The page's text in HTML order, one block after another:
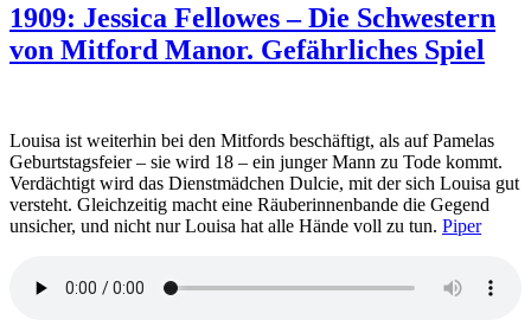
Kurbjuweit
–
1909: Jessica Fellowes – Die Schwestern
von Mitford Manor. Gefährliches Spiel
Louisa ist weiterhin bei den Mitfords beschäftigt, als auf Pamelas
Geburtstagsfeier – sie wird 18 – ein junger Mann zu Tode kommt.
Verdächtigt wird das Dienstmädchen Dulcie, mit der sich Louisa gut
versteht. Gleichzeitig macht eine Räuberinnenbande die Gegend
unsicher, und nicht nur Louisa hat alle Hände voll zu tun. Piper